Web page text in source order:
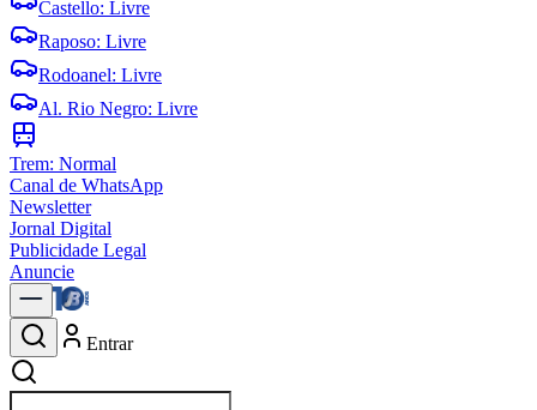
Castello: Livre
Raposo: Livre
Rodoanel: Livre
Al. Rio Negro: Livre
Trem: Normal
Canal de WhatsApp
Newsletter
Jornal Digital
Publicidade Legal
Anuncie
Entrar